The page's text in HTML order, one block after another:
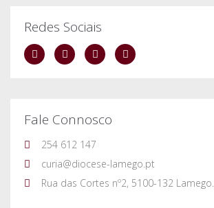
Redes Sociais
Fale Connosco
254 612 147
curia@diocese-lamego.pt
Rua das Cortes nº2, 5100-132 Lamego.